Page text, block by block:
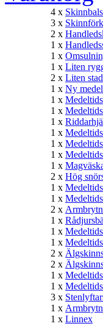
4 x
3 x
2 x
1 x
1 x
1 x Liten
2 x Liten
1 x Ny
1 x
1 x
1 x
1 x
1 x
1 x
1 x
2 x Hög
1 x
1 x
2 x
1 x
1 x
1 x
2 x
2 x
1 x
1 x
3 x
1 x
1 x Linnex